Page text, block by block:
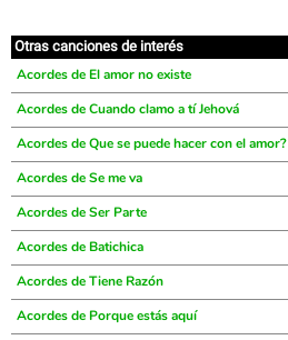
Otras canciones de interés
Acordes de El amor no existe
Acordes de Cuando clamo a tí Jehová
Acordes de Que se puede hacer con el amor?
Acordes de Se me va
Acordes de Ser Parte
Acordes de Batichica
Acordes de Tiene Razón
Acordes de Porque estás aquí